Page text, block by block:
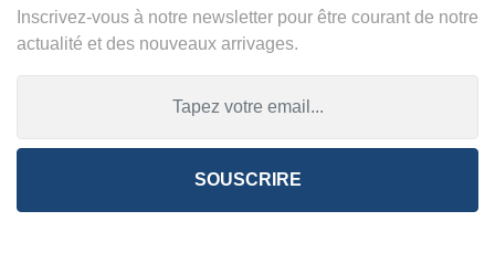
Inscrivez-vous à notre newsletter pour être courant de notre
actualité et des nouveaux arrivages.
SOUSCRIRE